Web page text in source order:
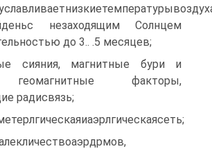
незаходящим Солнцем
до 3.. .5 месяцев;
сияния, магнитные бури и
факторы,
радисвязь;